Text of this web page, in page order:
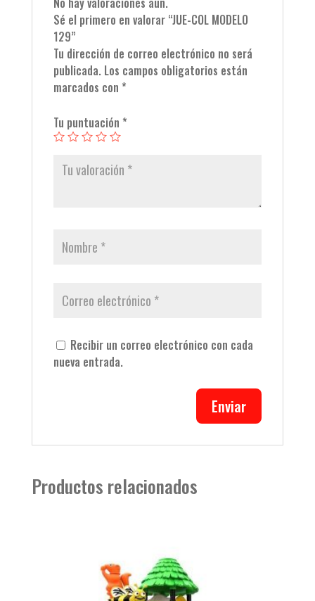
Sé el primero en valorar “JUE-COL MODELO
129”
Tu dirección de correo electrónico no será
publicada. Los campos obligatorios están
marcados con *
Tu puntuación *
Recibir un correo electrónico con cada
nueva entrada.
Productos relacionados